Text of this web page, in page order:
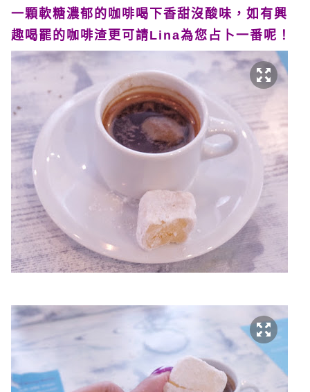
一顆軟糖濃郁的咖啡喝下香甜沒酸味，如有興
趣喝罷的咖啡渣更可請Lina為您占卜一番呢！